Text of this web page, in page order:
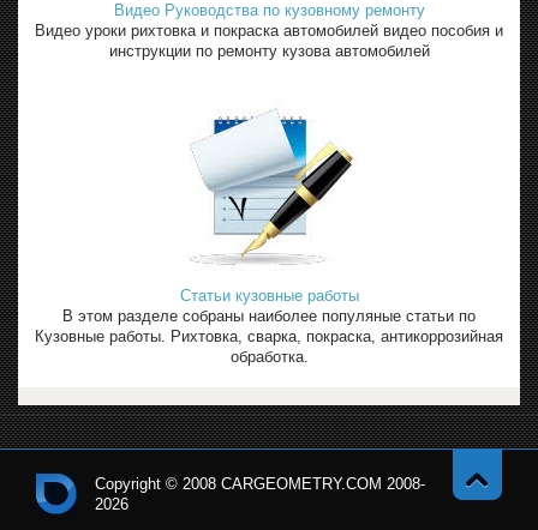
Видео Руководства по кузовному ремонту
Видео уроки рихтовка и покраска автомобилей видео пособия и
инструкции по ремонту кузова автомобилей
Статьи кузовные работы
В этом разделе собраны наиболее популяные статьи по
Кузовные работы. Рихтовка, сварка, покраска, антикоррозийная
обработка.
Copyright © 2008 CARGEOMETRY.COM 2008-
2026